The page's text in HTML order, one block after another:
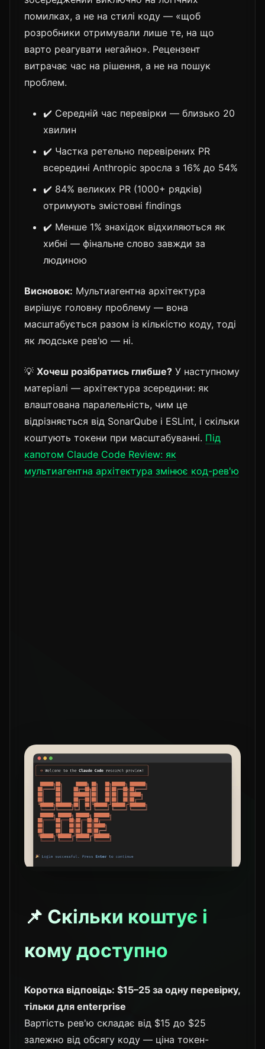
помилках, а не на стилі коду — «щоб
розробники отримували лише те, на що
варто реагувати негайно». Рецензент
витрачає час на рішення, а не на пошук
проблем.
✔️ Середній час перевірки — близько 20
хвилин
✔️ Частка ретельно перевірених PR
всередині Anthropic зросла з 16% до 54%
✔️ 84% великих PR (1000+ рядків)
отримують змістовні findings
✔️ Менше 1% знахідок відхиляються як
хибні — фінальне слово завжди за
людиною
Висновок: Мультиагентна архітектура
вирішує головну проблему — вона
масштабується разом із кількістю коду, тоді
як людське рев'ю — ні.
💡 Хочеш розібратись глибше? У наступному
матеріалі — архітектура зсередини: як
влаштована паралельність, чим це
відрізняється від SonarQube і ESLint, і скільки
коштують токени при масштабуванні. Під
капотом Claude Code Review: як
мультиагентна архітектура змінює код-рев'ю
📌 Скільки коштує і
кому доступно
Коротка відповідь: $15–25 за одну перевірку,
тільки для enterprise
Вартість рев'ю складає від $15 до $25
залежно від обсягу коду — ціна токен-